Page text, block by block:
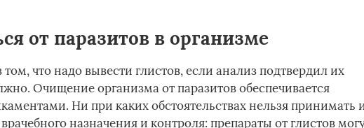
от паразитов в организме
что надо вывести глистов, если анализ подтвердил их
Очищение организма от паразитов обеспечивается
Ни при каких обстоятельствах нельзя принимать
назначения и контроля: препараты от глистов